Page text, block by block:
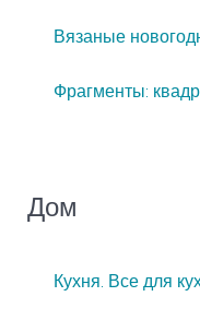
Вязаные
Фрагменты:
Дом
Кухня. Все для